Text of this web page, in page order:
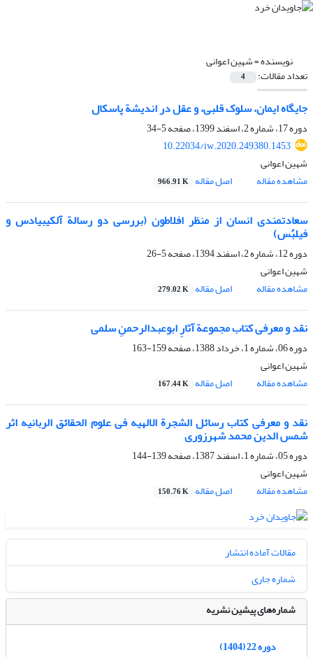
نویسنده =شهین اعوانی
تعداد مقالات: 4
جایگاه ایمان، سلوک قلبی، و عقل در اندیشة پاسکال
دوره 17، شماره 2، اسفند 1399، صفحه
5-34
10.22034/iw.2020.249380.1453
شهین اعوانی
مشاهده مقاله
اصل مقاله 966.91 K
سعادتمندی انسان از منظر افلاطون (بررسی دو رسالة آلکیبیادس و
فیلبُس)
دوره 12، شماره 2، اسفند 1394، صفحه
5-26
شهین اعوانی
مشاهده مقاله
اصل مقاله 279.02 K
نقد و معرفی کتاب مجموعة آثارِ ابوعبدالرحمنِ سلمی
دوره 06، شماره 1، خرداد 1388، صفحه
159-163
شهین اعوانی
مشاهده مقاله
اصل مقاله 167.44 K
نقد و معرفی کتاب رسائل الشجرة الالهیه فی علوم الحقائق الربانیه اثر
شمس الدین محمد شهرزوری
دوره 05، شماره 1، اسفند 1387، صفحه
139-144
شهین اعوانی
مشاهده مقاله
اصل مقاله 150.76 K
مقالات آماده انتشار
شماره جاری
شماره‌های پیشین نشریه
دوره 22 (1404)